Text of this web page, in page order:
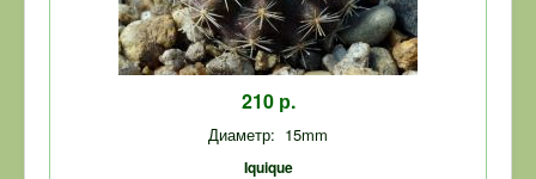
210 р.
Диаметр: 15mm
Iquique